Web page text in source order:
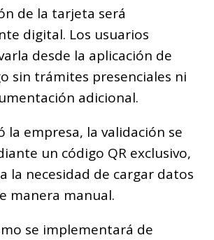
de la tarjeta será
digital. Los usuarios
desde la aplicación de
sin trámites presenciales ni
adicional.
la empresa, la validación se
un código QR exclusivo,
la necesidad de cargar datos
manera manual.
se implementará de